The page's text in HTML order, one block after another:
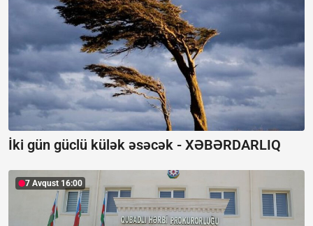
İki gün güclü külək əsəcək - XƏBƏRDARLIQ
7 Avqust 16:00